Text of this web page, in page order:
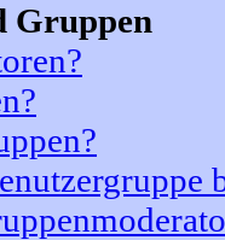
Gruppen